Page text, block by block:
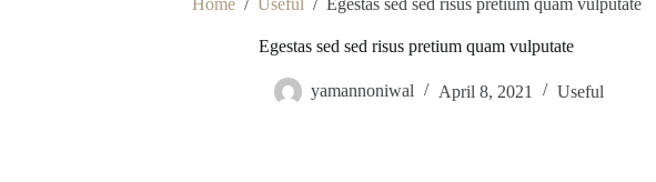
Home / Useful / Egestas sed sed risus pretium quam vulputate
Egestas sed sed risus pretium quam vulputate
yamannoniwal April 8, 2021 Useful